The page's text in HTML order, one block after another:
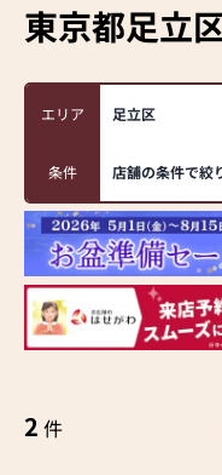
東京都足立
エリア 足立区
条件 店舗の条件で絞
2 件